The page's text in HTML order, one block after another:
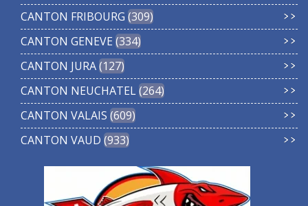
CANTON FRIBOURG 309
CANTON GENEVE 334
CANTON JURA 127
CANTON NEUCHATEL 264
CANTON VALAIS 609
CANTON VAUD 933